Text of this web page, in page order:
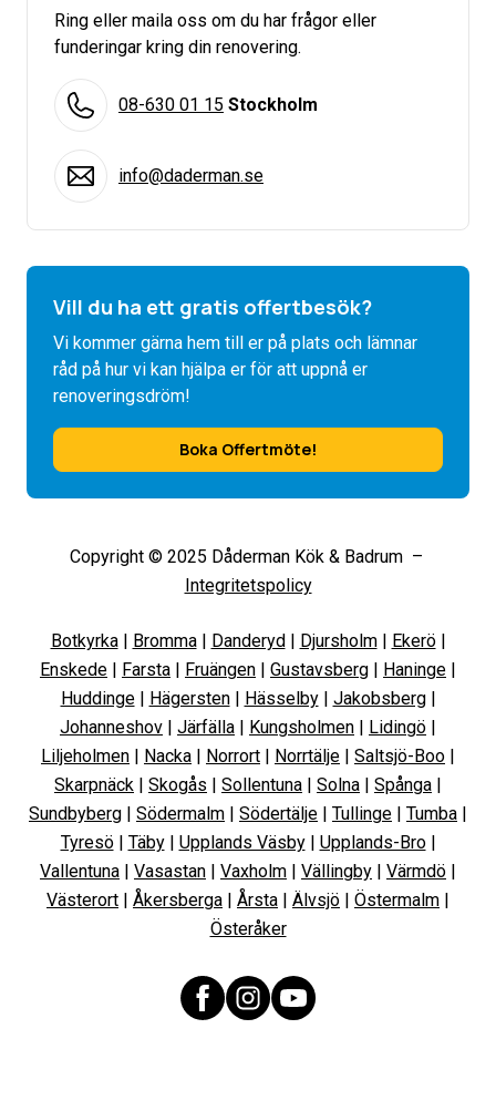
Ring eller maila oss om du har frågor eller
funderingar kring din renovering.
08-630 01 15 Stockholm
info@daderman.se
Vill du ha ett gratis offertbesök?
Vi kommer gärna hem till er på plats och lämnar
råd på hur vi kan hjälpa er för att uppnå er
renoveringsdröm!
Boka Offertmöte!
Copyright © 2025 Dåderman Kök & Badrum –
Integritetspolicy
Botkyrka| Bromma| Danderyd Djursholm| Ekerö|
Enskede
Farsta Fruängen Gustavsberg Haninge
Huddinge| Hägersten| Hässelby| Jakobsberg|
Johanneshov
Järfälla Kungsholmen Lidingö
Liljeholmen
Nacka Norrort Norrtälje Saltsjö-Boo
Skarpnäck
Skogås Sollentuna Solna Spånga
Sundbyberg
Södermalm Södertälje Tullinge Tumba
Tyresö| Täby| Upplands Väsby| Upplands-Bro|
Vallentuna
Vasastan Vaxholm Vällingby Värmdö
Västerort
Åkersberga Årsta Älvsjö Östermalm
Österåker
FacebookInstagramYouTube